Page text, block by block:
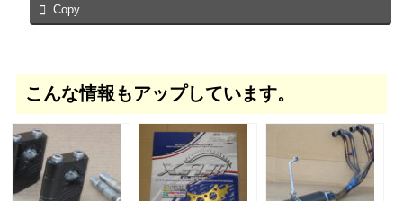
Copy
こんな情報もアップしています。